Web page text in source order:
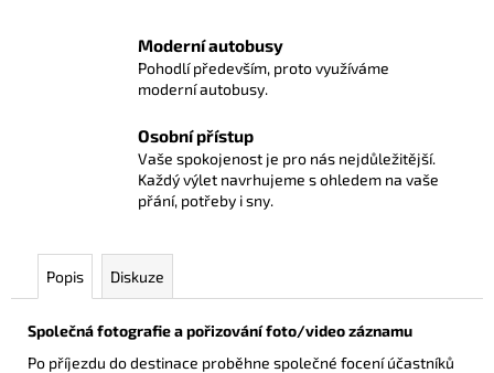
Moderní autobusy
Pohodlí především, proto využíváme
moderní autobusy.
Osobní přístup
Vaše spokojenost je pro nás nejdůležitější.
Každý výlet navrhujeme s ohledem na vaše
přání, potřeby i sny.
Popis Diskuze
Společná fotografie a pořizování foto/video záznamu
Po příjezdu do destinace proběhne společné focení účastníků